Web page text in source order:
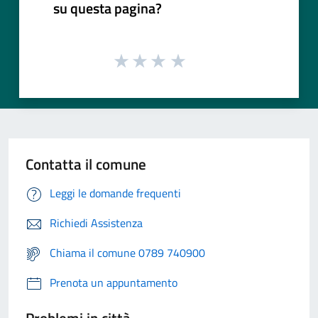
su questa pagina?
Contatta il comune
Leggi le domande frequenti
Richiedi Assistenza
Chiama il comune 0789 740900
Prenota un appuntamento